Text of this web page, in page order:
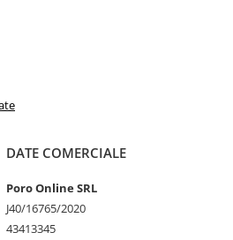
DATE COMERCIALE
Poro Online SRL
J40/16765/2020
43413345